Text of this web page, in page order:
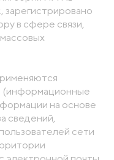
в сфере связи,
(информационные
на основе
сведений,
сети